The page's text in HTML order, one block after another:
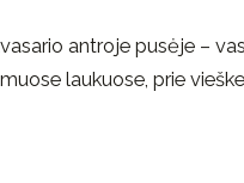
antroje pusėje –
laukuose, prie